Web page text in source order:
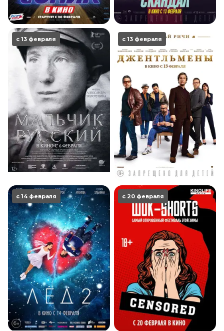
с 13 февраля с 13 февраля
с 14 февраля с 20 февраля